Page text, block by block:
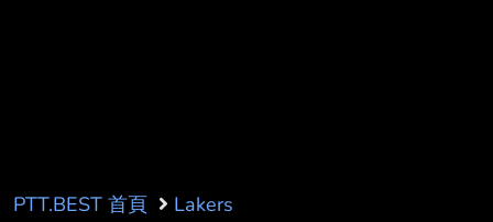
PTT.BEST 首頁 Lakers